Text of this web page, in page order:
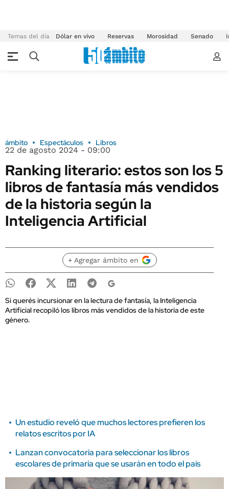
Temas del día Dólar en vivo Reservas Morosidad Senado
ámbito Espectáculos Libros
22 de agosto 2024 - 09:00
Ranking literario: estos son los 5
libros de fantasía más vendidos
de la historia según la
Inteligencia Artificial
+ Agregar ámbito en
Si querés incursionar en la lectura de fantasía, la Inteligencia
Artificial recopiló los libros más vendidos de la historia de este
género.
Un estudio reveló que muchos lectores prefieren los
relatos escritos por IA
Lanzan convocatoria para seleccionar los libros
escolares de primaria que se usarán en todo el país